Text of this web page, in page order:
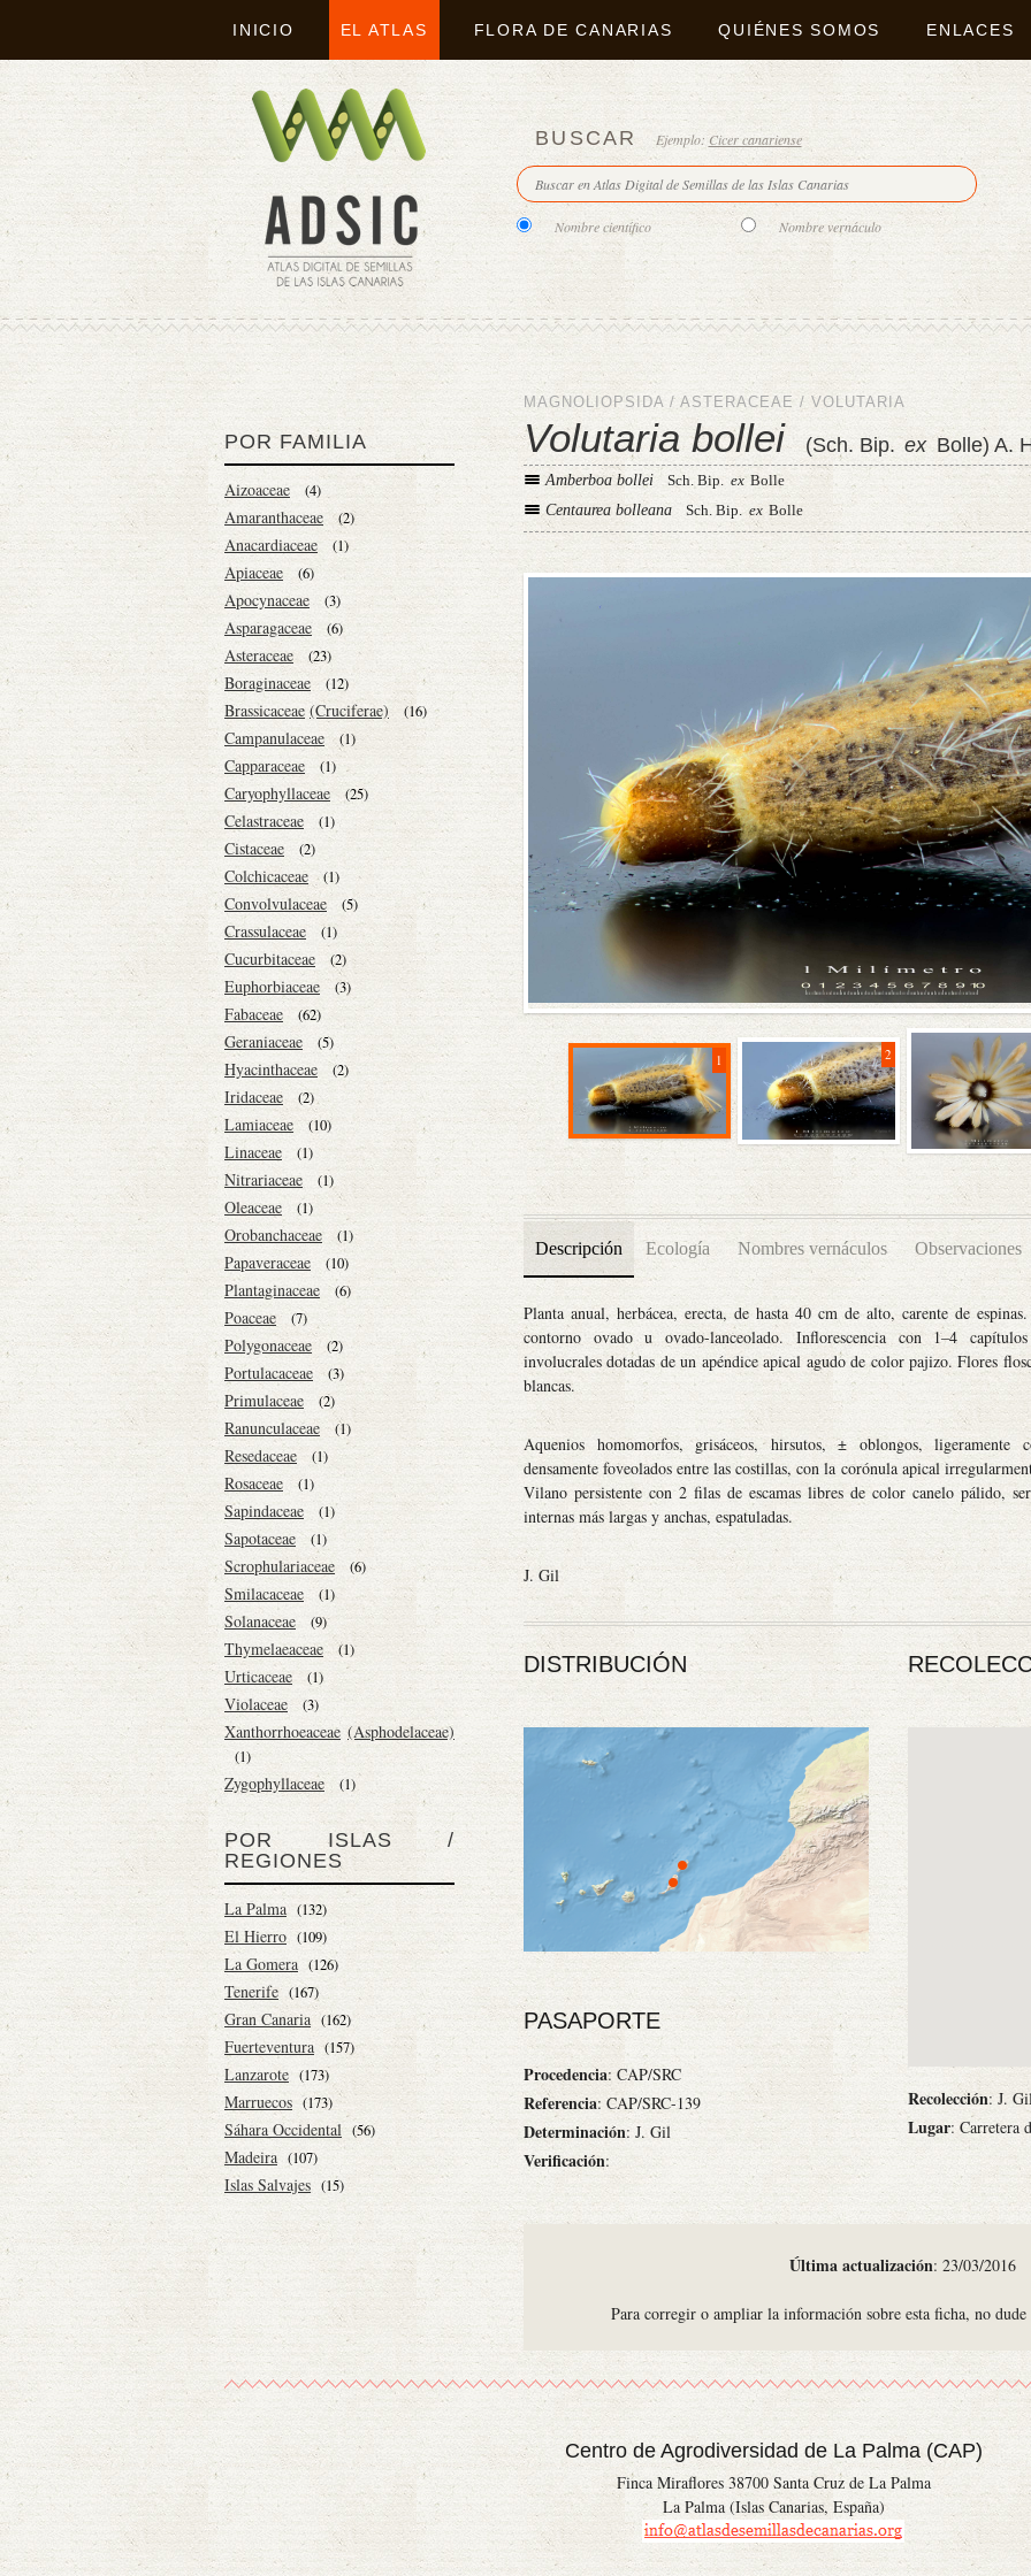
INICIO EL ATLAS FLORA DE CANARIAS QUIÉNES SOMOS ENLACES
BUSCAR Ejemplo: Cicer canariense
Nombre científico Nombre vernáculo
POR FAMILIA
Aizoaceae (4)
Amaranthaceae (2)
Anacardiaceae (1)
Apiaceae (6)
Apocynaceae (3)
Asparagaceae (6)
Asteraceae (23)
Boraginaceae (12)
Brassicaceae (Cruciferae) (16)
Campanulaceae (1)
Capparaceae (1)
Caryophyllaceae (25)
Celastraceae (1)
Cistaceae (2)
Colchicaceae (1)
Convolvulaceae (5)
Crassulaceae (1)
Cucurbitaceae (2)
Euphorbiaceae (3)
Fabaceae (62)
Geraniaceae (5)
Hyacinthaceae (2)
Iridaceae (2)
Lamiaceae (10)
Linaceae (1)
Nitrariaceae (1)
Oleaceae (1)
Orobanchaceae (1)
Papaveraceae (10)
Plantaginaceae (6)
Poaceae (7)
Polygonaceae (2)
Portulacaceae (3)
Primulaceae (2)
Ranunculaceae (1)
Resedaceae (1)
Rosaceae (1)
Sapindaceae (1)
Sapotaceae (1)
Scrophulariaceae (6)
Smilacaceae (1)
Solanaceae (9)
Thymelaeaceae (1)
Urticaceae (1)
Violaceae (3)
Xanthorrhoeaceae (Asphodelaceae)
(1)
Zygophyllaceae (1)
POR ISLAS /
REGIONES
La Palma (132)
El Hierro (109)
La Gomera (126)
Tenerife (167)
Gran Canaria (162)
Fuerteventura (157)
Lanzarote (173)
Marruecos (173)
Sáhara Occidental (56)
Madeira (107)
Islas Salvajes (15)
MAGNOLIOPSIDA / ASTERACEAE / VOLUTARIA
Volutaria bollei (Sch. Bip. ex Bolle) A.
Amberboa bollei Sch. Bip. ex Bolle
Centaurea bolleana
Sch. Bip. ex Bolle
1 2
Descripción Ecología Nombres vernáculos Observaciones
Planta anual, herbácea, erecta, de hasta 40 cm de alto, carente de
contorno ovado u ovado-lanceolado. Inflorescencia con 1–4 capítulos
involucrales dotadas de un apéndice apical agudo de color pajizo. Flores
blancas.
Aquenios homomorfos, grisáceos, hirsutos, ± oblongos, ligeramente
densamente foveolados entre las costillas, con la corónula apical
Vilano persistente con 2 filas de escamas libres de color canelo pálido,
internas más largas y anchas, espatuladas.
J. Gil
DISTRIBUCIÓN
PASAPORTE
Procedencia: CAP/SRC
Referencia: CAP/SRC-139
Determinación: J. Gil
Verificación:
Recolección: J.
Lugar: Carretera
Última actualización: 23/03/2016
Para corregir o ampliar la información sobre esta ficha, no
Centro de Agrodiversidad de La Palma (CAP)
Finca Miraflores 38700 Santa Cruz de La Palma
La Palma (Islas Canarias, España)